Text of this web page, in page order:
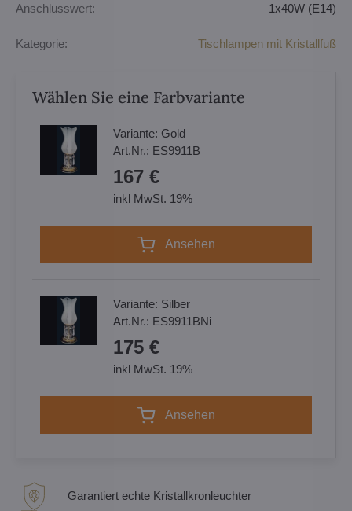
Anschlusswert: 1x40W (E14)
Kategorie: Tischlampen mit Kristallfuß
Wählen Sie eine Farbvariante
Variante: Gold
Art.Nr.: ES9911B
167 €
inkl MwSt. 19%
Ansehen
Variante: Silber
Art.Nr.: ES9911BNi
175 €
inkl MwSt. 19%
Ansehen
Garantiert echte Kristallkronleuchter